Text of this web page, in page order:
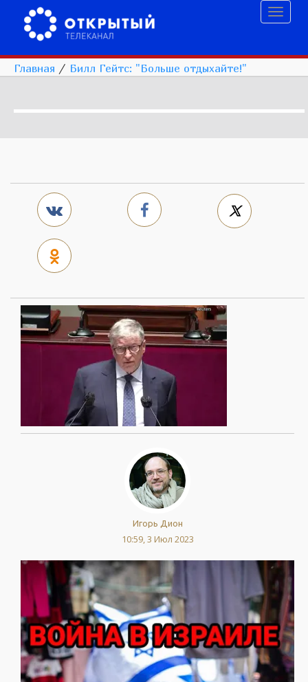
Главная / Билл Гейтс: "Больше отдыхайте!"
Игорь Дион
10:59, 3 Июл 2023